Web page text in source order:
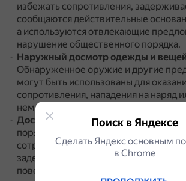
избежать сопротивления,
сообщаются действительные
а используются отвлекающие
нарушение общественного порядка.
Наружный досмотр одежды и
Обнаруженное оружие и другие
могут быть использованы для
сопротивления, нападения на наряд
немедленно изымаются.
Доставление задержанного.Как
порядком задержанного ведут два и
сотрудника, один из которых идёт
задержанным, а другой — сзади,
поведением доставляемого и
Поиск в Яндексе
Сделать Яндекс основным
в Сhrome